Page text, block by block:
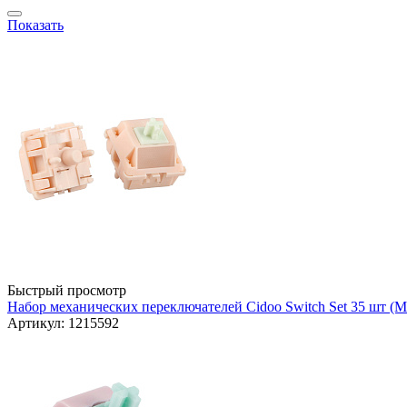
Показать
Быстрый просмотр
Набор механических переключателей Cidoo Switch Set 35 шт
Артикул: 1215592